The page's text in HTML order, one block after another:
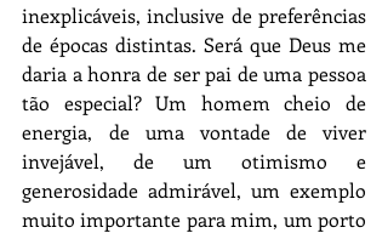
inexplicáveis, inclusive de preferências
de épocas distintas. Será que Deus me
daria a honra de ser pai de uma pessoa
tão especial? Um homem cheio de
energia, de uma vontade de viver
invejável, de um otimismo e
generosidade admirável, um exemplo
muito importante para mim, um porto